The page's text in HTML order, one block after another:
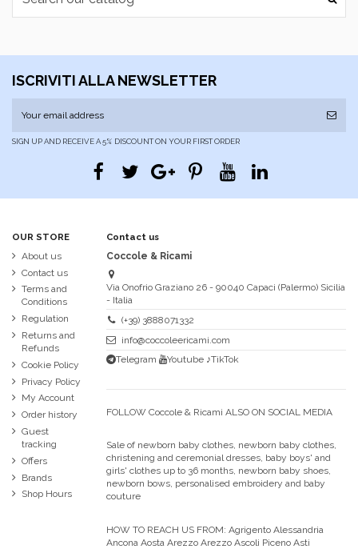
ISCRIVITI ALLA NEWSLETTER
SIGN UP AND RECEIVE A 5% DISCOUNT ON YOUR FIRST ORDER
OUR STORE
About us
Contact us
Terms and
Conditions
Regulation
Returns and
Refunds
Cookie Policy
Privacy Policy
My Account
Order history
Guest
tracking
Offers
Brands
Shop Hours
Contact us
Coccole & Ricami
Via Onofrio Graziano 26 - 90040 Capaci (Palermo) Sicilia
- Italia
(+39) 3888071332
info@coccoleericami.com
Telegram
Youtube ♪TikTok
FOLLOW Coccole & Ricami ALSO ON SOCIAL MEDIA
Sale of newborn baby clothes, newborn baby clothes,
christening and ceremonial dresses, baby boys' and
girls' clothes up to 36 months, newborn baby shoes,
newborn bows, personalised embroidery and baby
couture
HOW TO REACH US FROM: Agrigento Alessandria
Ancona Aosta Arezzo Arezzo Ascoli Piceno Asti